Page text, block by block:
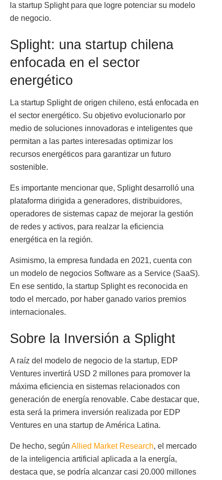
la startup Splight para que logre potenciar su modelo
de negocio.
Splight: una startup chilena
enfocada en el sector
energético
La startup Splight de origen chileno, está enfocada en
el sector energético. Su objetivo evolucionarlo por
medio de soluciones innovadoras e inteligentes que
permitan a las partes interesadas optimizar los
recursos energéticos para garantizar un futuro
sostenible.
Es importante mencionar que, Splight desarrolló una
plataforma dirigida a generadores, distribuidores,
operadores de sistemas capaz de mejorar la gestión
de redes y activos, para realzar la eficiencia
energética en la región.
Asimismo, la empresa fundada en 2021, cuenta con
un modelo de negocios Software as a Service (SaaS).
En ese sentido, la startup Splight es reconocida en
todo el mercado, por haber ganado varios premios
internacionales.
Sobre la Inversión a Splight
A raíz del modelo de negocio de la startup, EDP
Ventures invertirá USD 2 millones para promover la
máxima eficiencia en sistemas relacionados con
generación de energía renovable. Cabe destacar que,
esta será la primera inversión realizada por EDP
Ventures en una startup de América Latina.
De hecho, según Allied Market Research, el mercado
de la inteligencia artificial aplicada a la energía,
destaca que, se podría alcanzar casi 20.000 millones